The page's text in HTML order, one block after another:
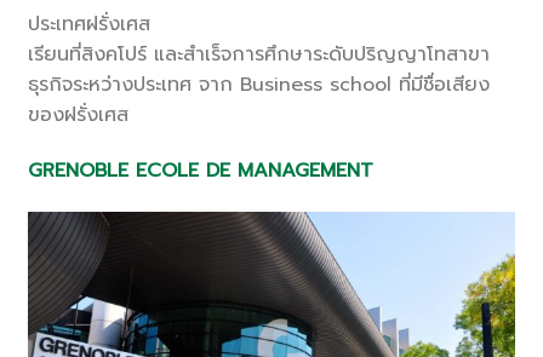
ประเทศฝรั่งเศส
เรียนที่สิงคโปร์ และสำเร็จการศึกษาระดับปริญญาโทสาขา
ธุรกิจระหว่างประเทศ จาก Business school ที่มีชื่อเสียง
ของฝรั่งเศส
GRENOBLE ECOLE DE MANAGEMENT